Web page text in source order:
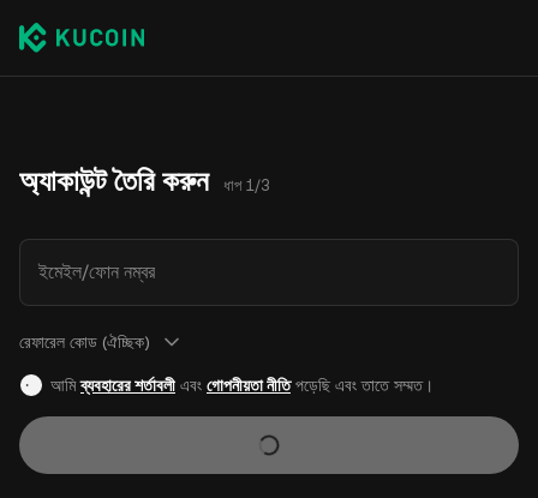
অ্যাকাউন্ট তৈরি করুন ধাপ 1/3
ইমেইল/ফোন নম্বর
রেফারেল কোড (ঐচ্ছিক)
আমিব্যবহারের শর্তাবলীএবং গোপনীয়তা নীতিপড়েছি এবং তাতে সম্মত।